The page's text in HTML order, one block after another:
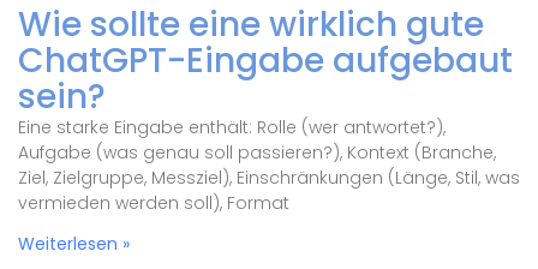
Wie sollte eine wirklich gute
ChatGPT-Eingabe aufgebaut
sein?
Eine starke Eingabe enthält: Rolle (wer antwortet?),
Aufgabe (was genau soll passieren?), Kontext (Branche,
Ziel, Zielgruppe, Messziel), Einschränkungen (Länge, Stil, was
vermieden werden soll), Format
Weiterlesen »